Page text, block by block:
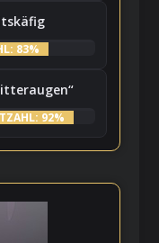
83%
92%